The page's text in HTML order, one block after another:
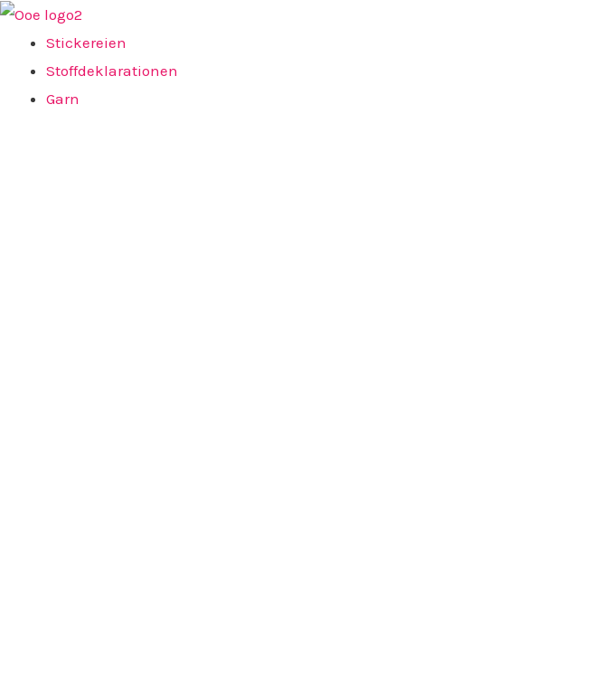
Zum
Inhalt
springen
Stickereien
Stoffdeklarationen
Garn